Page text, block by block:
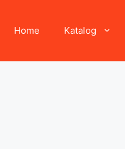
Home Katalog